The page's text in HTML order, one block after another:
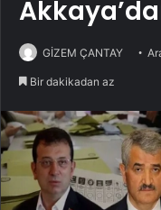
GİZEM ÇANTAY
Bir dakikadan az